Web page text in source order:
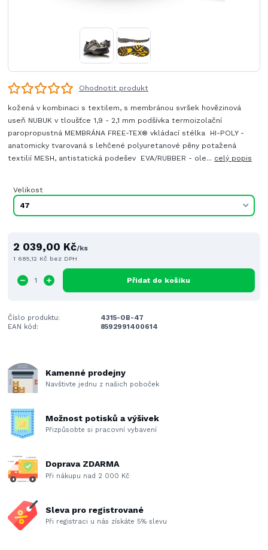
Ohodnotit produkt
kožená v kombinaci s textilem, s membránou svršek hovězinová
useň NUBUK v tloušťce 1,9 - 2,1 mm podšívka termoizolační
paropropustná MEMBRÁNA FREE-TEX® vkládací stélka HI-POLY -
anatomicky tvarovaná s lehčené polyuretanové pěny potažená
textilií MESH, antistatická podešev EVA/RUBBER - ole... celý popis
Velikost
2 039,00 Kč/ks
1 685,12 Kč bez DPH
Přidat do košíku
Číslo produktu:
4315-OB-47
EAN kód:
8592991400614
Kamenné prodejny
Navštivte jednu z našich poboček
Možnost potisků a výšivek
Přizpůsobte si pracovní vybavení
Doprava ZDARMA
Při nákupu nad 2 000 Kč
Sleva pro registrované
Při registraci u nás získáte 5% slevu